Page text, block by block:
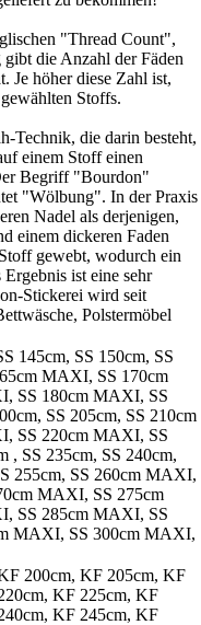
"Thread Count",
die Anzahl der Fäden
Je höher diese Zahl ist,
Stoffs.
Technik, die darin besteht,
einem Stoff einen
Begriff "Bourdon"
"Wölbung". In der Praxis
Nadel als derjenigen,
einem dickeren Faden
gewebt, wodurch ein
ist eine sehr
Stickerei wird seit
Polstermöbel
145cm, SS 150cm, SS
MAXI, SS 170cm
SS 180cm MAXI, SS
SS 205cm, SS 210cm
SS 220cm MAXI, SS
, SS 235cm, SS 240cm,
255cm, SS 260cm MAXI,
MAXI, SS 275cm
SS 285cm MAXI, SS
MAXI, SS 300cm MAXI,
200cm, KF 205cm, KF
KF 225cm, KF
KF 245cm, KF